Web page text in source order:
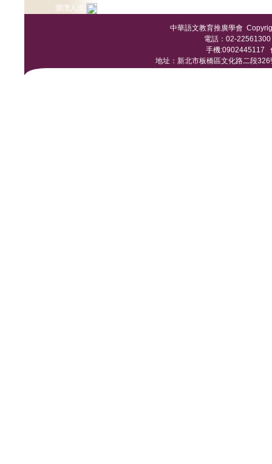
瀏灠人次:
中華語文教育推廣學會
電話：02-
手機:0902445117
地址：新北市板橋區文化路二段